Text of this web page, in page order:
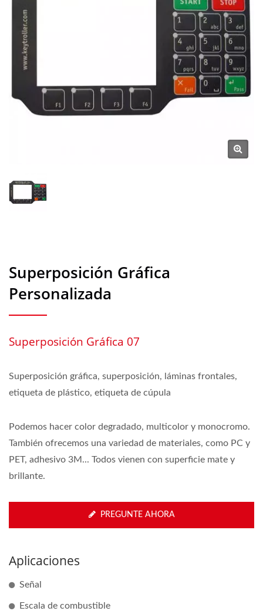
Superposición Gráfica
Personalizada
Superposición Gráfica 07
Superposición gráfica, superposición, láminas frontales,
etiqueta de plástico, etiqueta de cúpula
Podemos hacer color degradado, multicolor y monocromo.
También ofrecemos una variedad de materiales, como PC y
PET, adhesivo 3M... Todos vienen con superficie mate y
brillante.
PREGUNTE AHORA
Aplicaciones
Señal
Escala de combustible